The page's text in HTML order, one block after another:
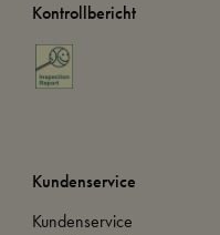
Kontrollbericht
Kundenservice
Kundenservice